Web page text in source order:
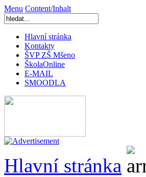
Menu Content/Inhalt
Hlavní stránka
Kontakty
ŠVP ZŠ Mšeno
ŠkolaOnline
E-MAIL
SMOODLA
Hlavní stránka